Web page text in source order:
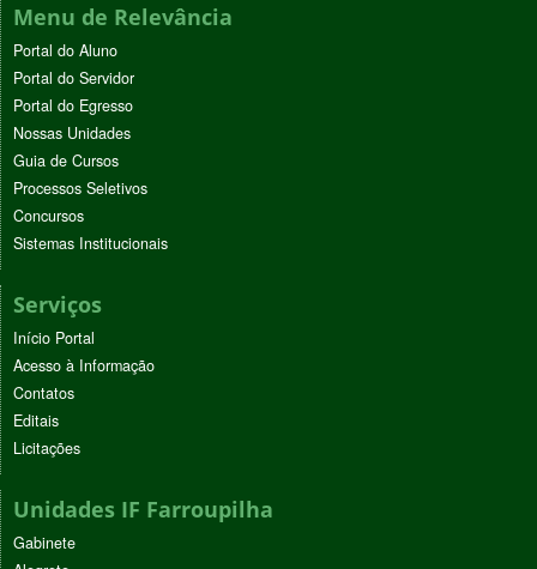
Menu de Relevância
Portal do Aluno
Portal do Servidor
Portal do Egresso
Nossas Unidades
Guia de Cursos
Processos Seletivos
Concursos
Sistemas Institucionais
Serviços
Início Portal
Acesso à Informação
Contatos
Editais
Licitações
Unidades IF Farroupilha
Gabinete